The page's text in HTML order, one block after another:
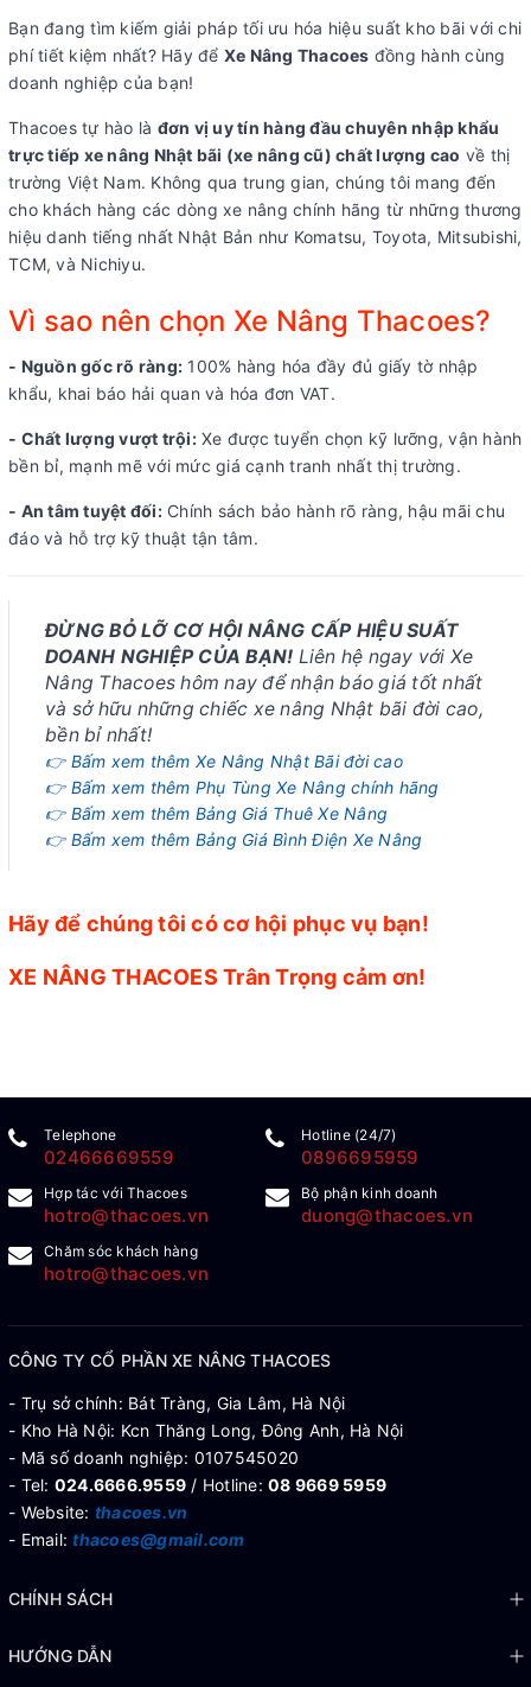
Bạn đang tìm kiếm giải pháp tối ưu hóa hiệu suất kho bãi với chi
phí tiết kiệm nhất? Hãy để Xe Nâng Thacoes đồng hành cùng
doanh nghiệp của bạn!
Thacoes tự hào là đơn vị uy tín hàng đầu chuyên nhập khẩu
trực tiếp xe nâng Nhật bãi (xe nâng cũ) chất lượng cao về thị
trường Việt Nam. Không qua trung gian, chúng tôi mang đến
cho khách hàng các dòng xe nâng chính hãng từ những thương
hiệu danh tiếng nhất Nhật Bản như Komatsu, Toyota, Mitsubishi,
TCM, và Nichiyu.
Vì sao nên chọn Xe Nâng Thacoes?
- Nguồn gốc rõ ràng: 100% hàng hóa đầy đủ giấy tờ nhập
khẩu, khai báo hải quan và hóa đơn VAT.
- Chất lượng vượt trội:Xe được tuyển chọn kỹ lưỡng, vận hành
bền bỉ, mạnh mẽ với mức giá cạnh tranh nhất thị trường.
- An tâm tuyệt đối:Chính sách bảo hành rõ ràng, hậu mãi chu
đáo và hỗ trợ kỹ thuật tận tâm.
ĐỪNG BỎ LỠ CƠ HỘI NÂNG CẤP HIỆU SUẤT
DOANH NGHIỆP CỦA BẠN! Liên hệ ngay với Xe
Nâng Thacoes hôm nay để nhận báo giá tốt nhất
và sở hữu những chiếc xe nâng Nhật bãi đời cao,
bền bỉ nhất!
👉 Bấm xem thêm Xe Nâng Nhật Bãi đời cao
👉 Bấm xem thêm Phụ Tùng Xe Nâng chính hãng
👉 Bấm xem thêm Bảng Giá Thuê Xe Nâng
👉 Bấm xem thêm Bảng Giá Bình Điện Xe Nâng
Hãy để chúng tôi có cơ hội phục vụ bạn!
XE NÂNG THACOES Trân Trọng cảm ơn!
Telephone
02466669559
Hotline (24/7)
0896695959
Hợp tác với Thacoes
hotro@thacoes.vn
Bộ phận kinh doanh
duong@thacoes.vn
Chăm sóc khách hàng
hotro@thacoes.vn
CÔNG TY CỔ PHẦN XE NÂNG THACOES
- Trụ sở chính: Bát Tràng, Gia Lâm, Hà Nội
- Kho Hà Nội: Kcn Thăng Long, Đông Anh, Hà Nội
- Mã số doanh nghiệp: 0107545020
- Tel: 024.6666.9559 / Hotline: 08 9669 5959
- Website: thacoes.vn
- Email:thacoes@gmail.com
CHÍNH SÁCH
HƯỚNG DẪN